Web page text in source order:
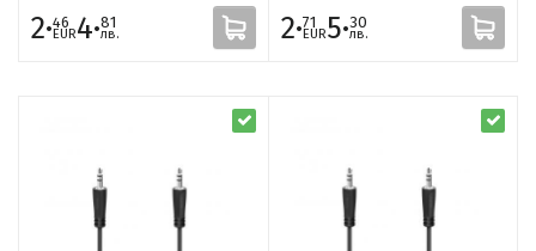
2·46
EUR4·81
лв. 2·71
EUR5·30
лв.